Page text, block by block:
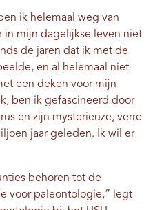
ik helemaal weg van
in mijn dagelijkse leven niet
de jaren dat ik met de
en al helemaal niet
een deken voor mijn
ben ik gefascineerd door
en zijn mysterieuze, verre
jaar geleden. Ik wil er
behoren tot de
voor paleontologie,” legt